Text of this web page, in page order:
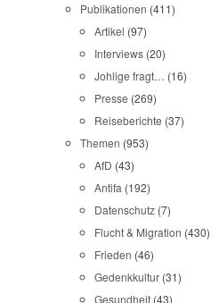
Publikationen (411)
Artikel (97)
Interviews (20)
Johlige fragt… (16)
Presse (269)
Reiseberichte (37)
Themen (953)
AfD (43)
Antifa (192)
Datenschutz (7)
Flucht & Migration (430)
Frieden (46)
Gedenkkultur (31)
Gesundheit (43)